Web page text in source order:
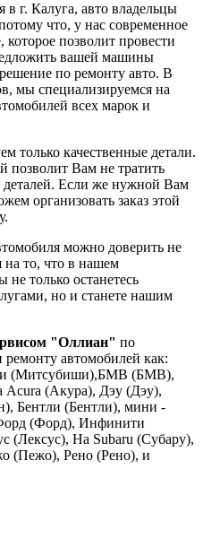
в г. Калуга, авто владельцы
что, у нас современное
которое позволит провести
вашей машины
по ремонту авто. В
мы специализируемся на
всех марок и
только качественные детали.
позволит Вам не тратить
Если же нужной Вам
организовать заказ этой
можно доверить не
то, что в нашем
не только останетесь
но и станете нашим
"Оллиан" по
автомобилей как:
(Митсубиши),БМВ (БМВ),
(Акура), Дэу (Дэу),
Бентли (Бентли), мини -
(Форд), Инфинити
На Subaru (Субару),
(Пежо), Рено (Рено), и